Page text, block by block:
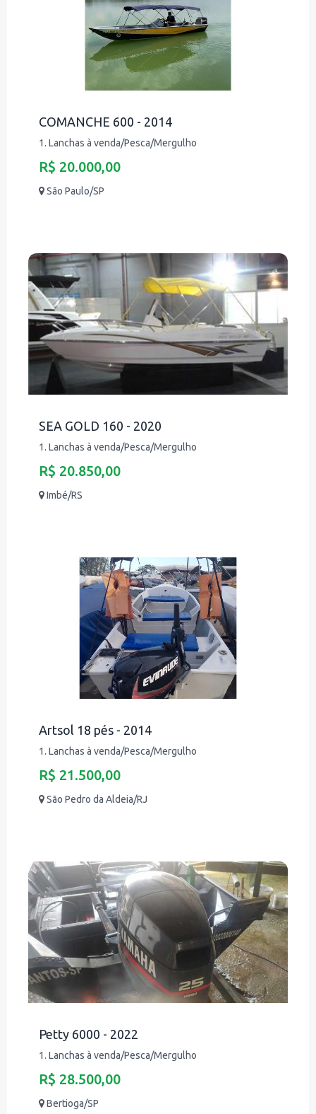
COMANCHE 600 - 2014
1. Lanchas à venda/Pesca/Mergulho
R$ 20.000,00
São Paulo/SP
SEA GOLD 160 - 2020
1. Lanchas à venda/Pesca/Mergulho
R$ 20.850,00
Imbé/RS
Artsol 18 pés - 2014
1. Lanchas à venda/Pesca/Mergulho
R$ 21.500,00
São Pedro da Aldeia/RJ
Petty 6000 - 2022
1. Lanchas à venda/Pesca/Mergulho
R$ 28.500,00
Bertioga/SP